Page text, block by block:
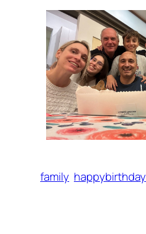
family happybirthday